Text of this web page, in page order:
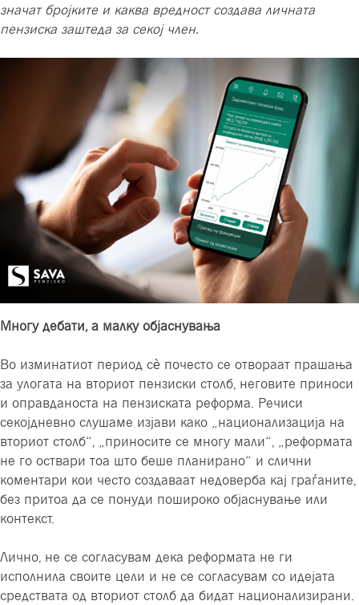
значат бројките и каква вредност создава личната
пензиска заштеда за секој член.
Многу дебати, а малку објаснувања
Во изминатиот период сè почесто се отвoраат прашања
за улогата на вториот пензиски столб, неговите приноси
и оправданоста на пензиската реформа. Речиси
секојдневно слушаме изјави како „национализација на
вториот столб“, „приносите се многу мали“, „реформата
не го оствари тоa што беше планирано“ и слични
коментари кои често создаваат недоверба кај граѓаните,
без притоа да се понуди пошироко објаснување или
контекст.
Лично, не се согласувам дека реформата не ги
исполнила своите цели и не се согласувам со идејата
средствата од вториот столб да бидат национализирани.